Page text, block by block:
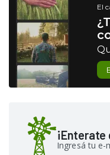
El
Ingresá tu e-